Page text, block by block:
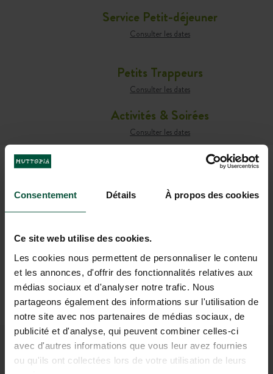
Consentement Détails À propos des cookies
Ce site web utilise des cookies.
Les cookies nous permettent de personnaliser le contenu
et les annonces, d'offrir des fonctionnalités relatives aux
médias sociaux et d'analyser notre trafic. Nous
partageons également des informations sur l'utilisation de
notre site avec nos partenaires de médias sociaux, de
publicité et d'analyse, qui peuvent combiner celles-ci
avec d'autres informations que vous leur avez fournies
ou qu'ils ont collectées lors de votre utilisation de leurs
Service Petit-déjeuner
Consulter les dates
Petits Trappeurs
Consulter les dates
Activités & Soirées
Consulter les dates
2,3
emplacements sans assainissement dont 16 avec
hébergement toilé
Accessible aux personnes
à mobilité réduite